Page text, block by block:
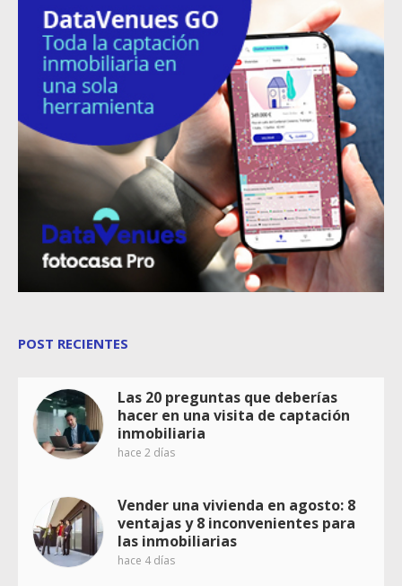
POST RECIENTES
Las 20 preguntas que deberías
hacer en una visita de captación
inmobiliaria
hace 2 días
Vender una vivienda en agosto: 8
ventajas y 8 inconvenientes para
las inmobiliarias
hace 4 días